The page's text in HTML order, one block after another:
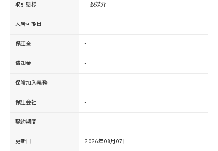
取引態様 一般媒介
入居可能日 -
保証金 -
償却金 -
保険加入義務 -
保証会社 -
契約期間 -
更新日 2026年08月07日